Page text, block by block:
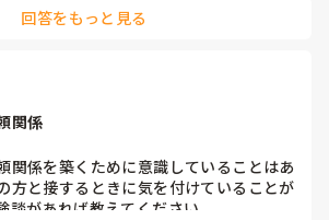
回答をもっと見る
関係
関係を築くために意識していることはあ
方と接するときに気を付けていることが
があれば教えてください。